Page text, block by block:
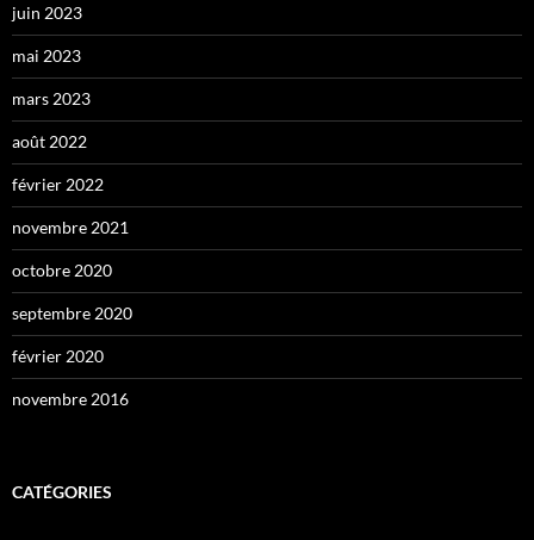
juin 2023
mai 2023
mars 2023
août 2022
février 2022
novembre 2021
octobre 2020
septembre 2020
février 2020
novembre 2016
CATÉGORIES